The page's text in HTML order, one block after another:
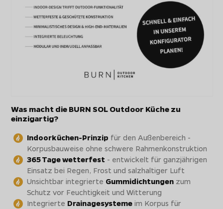
Was macht die BURN SOL Outdoor Küche zu
einzigartig?
Indoorküchen-Prinzip für den Außenbereich -
Korpusbauweise ohne schwere Rahmenkonstruktion
365 Tage wetterfest - entwickelt für ganzjährigen
Einsatz bei Regen, Frost und salzhaltiger Luft
Unsichtbar integrierte Gummidichtungen zum
Schutz vor Feuchtigkeit und Witterung
Integrierte Drainagesysteme im Korpus für